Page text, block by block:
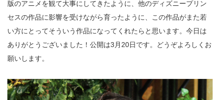
版のアニメを観て大事にしてきたように、他のディズニープリン
セスの作品に影響を受けながら育ったように、この作品がまた若
い方にとってそういう作品になってくれたらと思います。今日は
ありがとうございました！公開は3月20日です。どうぞよろしくお
願いします。